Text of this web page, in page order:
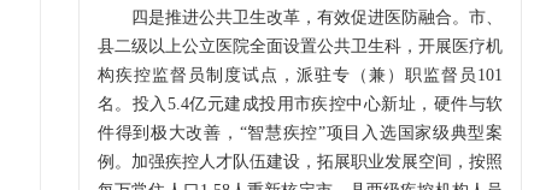
四是推进公共卫生改革，有效促进医防融合。市、
县二级以上公立医院全面设置公共卫生科，开展医疗机
构疾控监督员制度试点，派驻专（兼）职监督员101
名。投入5.4亿元建成投用市疾控中心新址，硬件与软
件得到极大改善，“智慧疾控”项目入选国家级典型案
例。加强疾控人才队伍建设，拓展职业发展空间，按照